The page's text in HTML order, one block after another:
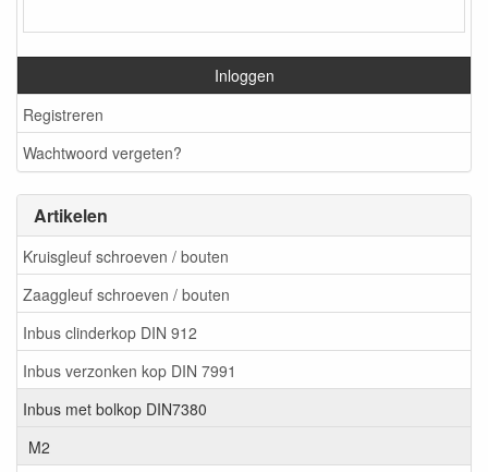
Inloggen
Registreren
Wachtwoord vergeten?
Artikelen
Kruisgleuf schroeven / bouten
Zaaggleuf schroeven / bouten
Inbus clinderkop DIN 912
Inbus verzonken kop DIN 7991
Inbus met bolkop DIN7380
M2